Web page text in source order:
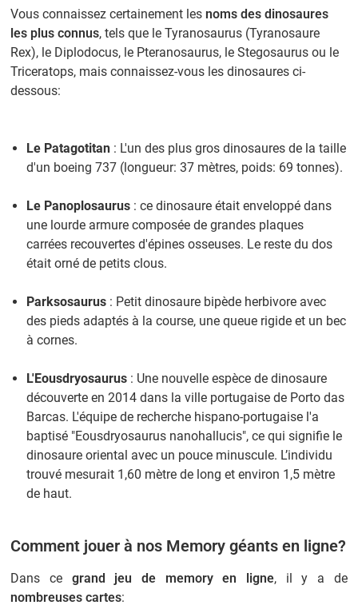
Vous connaissez certainement les noms des dinosaures
les plus connus, tels que le Tyranosaurus (Tyranosaure
Rex), le Diplodocus, le Pteranosaurus, le Stegosaurus ou le
Triceratops, mais connaissez-vous les dinosaures ci-
dessous:
Le Patagotitan : L'un des plus gros dinosaures de la taille
d'un boeing 737 (longueur: 37 mètres, poids: 69 tonnes).
Le Panoplosaurus : ce dinosaure était enveloppé dans
une lourde armure composée de grandes plaques
carrées recouvertes d'épines osseuses. Le reste du dos
était orné de petits clous.
Parksosaurus : Petit dinosaure bipède herbivore avec
des pieds adaptés à la course, une queue rigide et un bec
à cornes.
L'Eousdryosaurus : Une nouvelle espèce de dinosaure
découverte en 2014 dans la ville portugaise de Porto das
Barcas. L'équipe de recherche hispano-portugaise l'a
baptisé "Eousdryosaurus nanohallucis", ce qui signifie le
dinosaure oriental avec un pouce minuscule. L’individu
trouvé mesurait 1,60 mètre de long et environ 1,5 mètre
de haut.
Comment jouer à nos Memory géants en ligne?
Dans ce grand jeu de memory en ligne, il y a de
nombreuses cartes: